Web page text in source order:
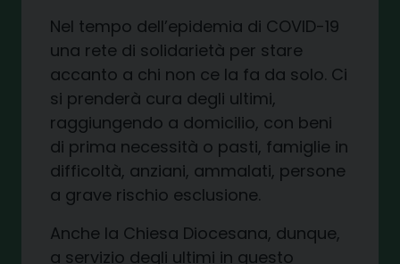
Nel tempo dell’epidemia di COVID-19
una rete di solidarietà per stare
accanto a chi non ce la fa da solo. Ci
si prenderà cura degli ultimi,
raggiungendo a domicilio, con beni
di prima necessità o pasti, famiglie in
difficoltà, anziani, ammalati, persone
a grave rischio esclusione.
Anche la Chiesa Diocesana, dunque,
a servizio degli ultimi in questo